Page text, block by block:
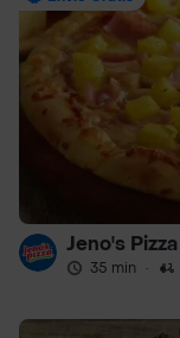
Jeno's Pizza
35 min ·